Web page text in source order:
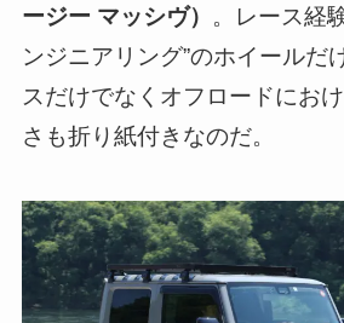
ージー マッシヴ） 。レース経
ンジニアリング”のホイールだ
スだけでなくオフロードにお
さも折り紙付きなのだ。